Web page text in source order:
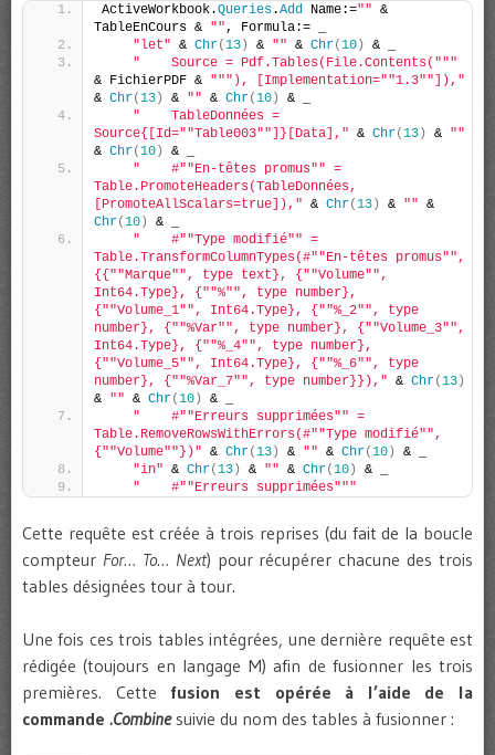
ActiveWorkbook.Queries.Add Name:="" &
TableEnCours & "" , Formula:= _
"let" & Chr(13) & "" & Chr(10)
& _
"    Source = Pdf.Tables(File.Contents("""
& FichierPDF & """), [Implementation=""1.3""]),"
& Chr(13) & "" & Chr(10)
& _
"    TableDonnées =
Source{[Id=""Table003""]}[Data]," & Chr(13) & ""
& Chr(10)
& _
"    #""En-têtes promus"" =
Table.PromoteHeaders(TableDonnées,
[PromoteAllScalars=true])," & Chr(13) & ""
Chr(10)
& _
"    #""Type modifié"" =
Table.TransformColumnTypes(#""En-têtes promus"",
{{""Marque"", type text}, {""Volume"",
Int64.Type}, {""%"", type number},
{""Volume_1"", Int64.Type}, {""%_2"", type
number}, {""%Var"", type number}, {""Volume_3"",
Int64.Type}, {""%_4"", type number},
{""Volume_5"", Int64.Type}, {""%_6"", type
number}, {""%Var_7"", type number}})," & Chr(13)
& "" & Chr(10)
& _
"    #""Erreurs supprimées"" =
Table.RemoveRowsWithErrors(#""Type modifié"",
{""Volume""})" & Chr(13) & "" & Chr(10)
& _
"in" & Chr(13) & "" & Chr(10)
& _
"    #""Erreurs supprimées"""
Cette requête est créée à trois reprises (du fait de la boucle
compteur For… To… Next) pour récupérer chacune des trois
tables désignées tour à tour.
Une fois ces trois tables intégrées, une dernière requête est
rédigée (toujours en langage M) afin de fusionner les trois
premières. Cette fusion est opérée à l’aide de la
commande .Combinesuivie du nom des tables à fusionner :